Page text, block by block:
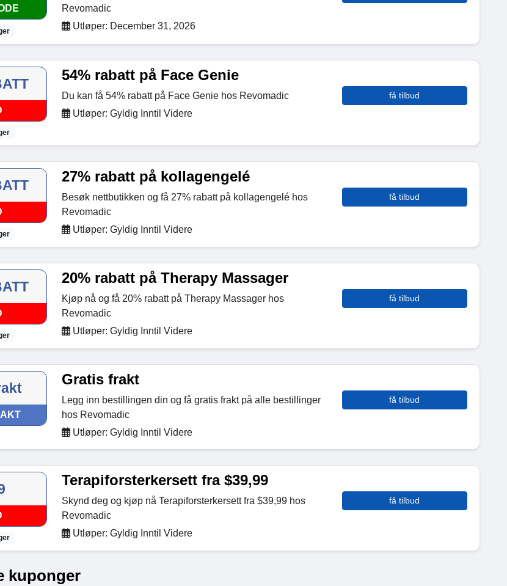
Revomadic
Utløper: December 31, 2026
54% rabatt på Face Genie
Du kan få 54% rabatt på Face Genie hos Revomadic
Utløper: Gyldig Inntil Videre
få tilbud
27% rabatt på kollagengelé
Besøk nettbutikken og få 27% rabatt på kollagengelé hos
Revomadic
Utløper: Gyldig Inntil Videre
få tilbud
20% rabatt på Therapy Massager
Kjøp nå og få 20% rabatt på Therapy Massager hos
Revomadic
Utløper: Gyldig Inntil Videre
få tilbud
Gratis frakt
Legg inn bestillingen din og få gratis frakt på alle bestillinger
hos Revomadic
Utløper: Gyldig Inntil Videre
få tilbud
Terapiforsterkersett fra $39,99
Skynd deg og kjøp nå Terapiforsterkersett fra $39,99 hos
Revomadic
Utløper: Gyldig Inntil Videre
få tilbud
kuponger